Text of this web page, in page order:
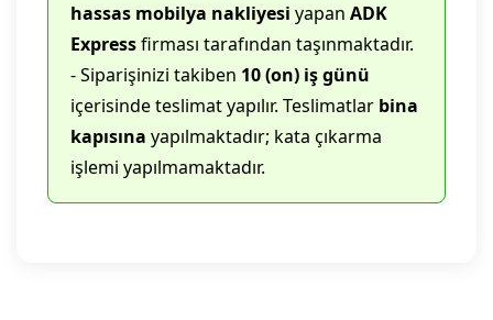
hassas mobilya nakliyesi yapan ADK
Expressfirması tarafından taşınmaktadır.
- Siparişinizi takiben 10 (on) iş günü
içerisinde teslimat yapılır. Teslimatlar bina
kapısına yapılmaktadır; kata çıkarma
işlemi yapılmamaktadır.